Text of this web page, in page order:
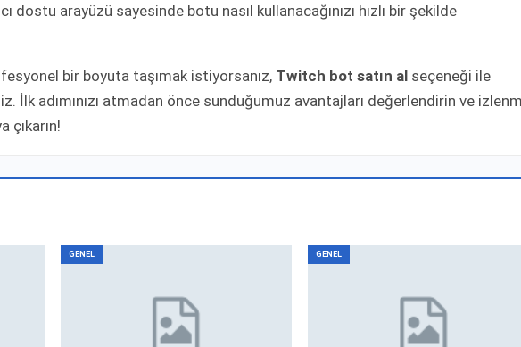
dostu arayüzü sayesinde botu nasıl kullanacağınızı hızlı bir şekilde
bir boyuta taşımak istiyorsanız, Twitch bot satın al seçeneği ile
İlk adımınızı atmadan önce sunduğumuz avantajları değerlendirin ve
GENEL GENEL